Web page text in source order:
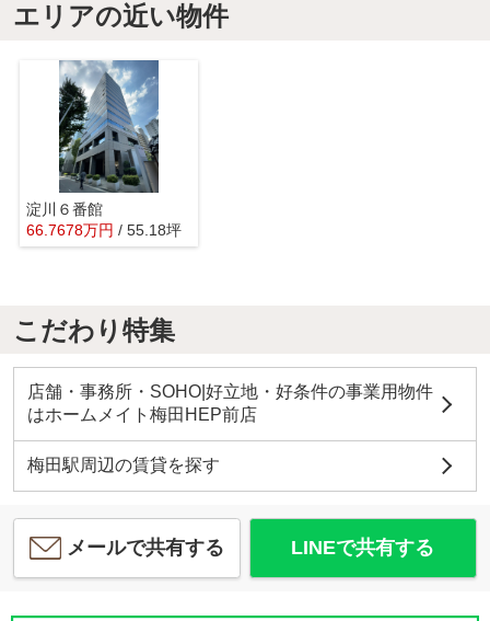
エリアの近い物件
淀川６番館
66.7678万円 / 55.18坪
こだわり特集
店舗・事務所・SOHO|好立地・好条件の事業用物件
はホームメイト梅田HEP前店
梅田駅周辺の賃貸を探す
メールで共有する LINEで共有する